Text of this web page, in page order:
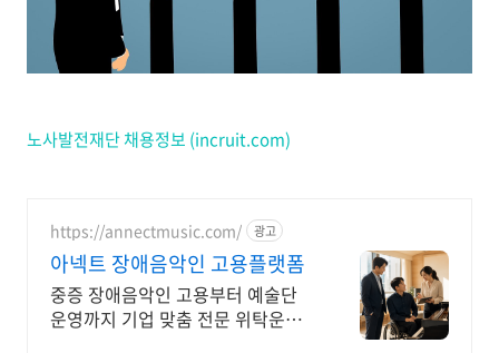
노사발전재단 채용정보 (incruit.com)
https://annectmusic.com/ 광고
아넥트 장애음악인 고용플랫폼
중증 장애음악인 고용부터 예술단
운영까지 기업 맞춤 전문 위탁운영